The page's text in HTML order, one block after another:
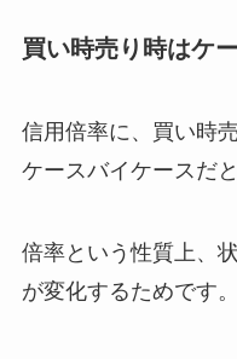
買い時売り時はケ
信用倍率に、買い時
ケースバイケースだ
倍率という性質上、
が変化するためです。